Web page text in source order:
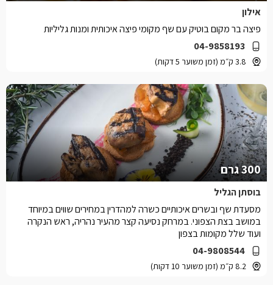
אילון
04-9858193
3.8 ק״מ (זמן משוער 5 דקות)
פיצה בר מקום בוטיק עם שף מקומי פיצה איכותית ומנות גליליות
300 גרם
בוסתן הגליל
04-9808544
8.2 ק״מ (זמן משוער 10 דקות)
מסעדת שף ובשרים איכותיים כשרה למהדרין במחירים שווים במיוחד
במושב בצת הצפוני. במרחק נסיעה קצר מהעיר נהריה, ראש הנקרה
ועוד שלל מקומות בצפון